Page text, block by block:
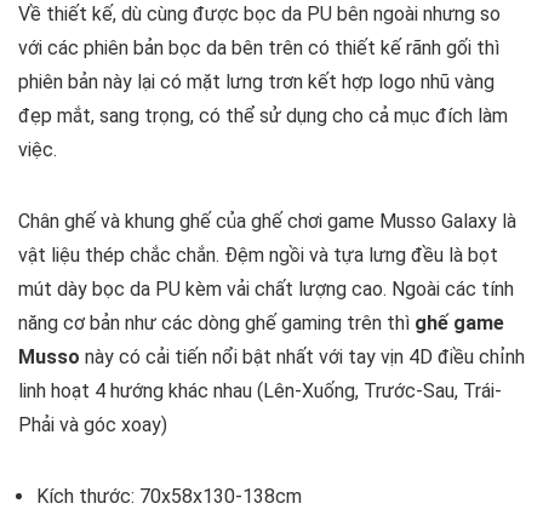
Về thiết kế, dù cùng được bọc da PU bên ngoài nhưng so
với các phiên bản bọc da bên trên có thiết kế rãnh gối thì
phiên bản này lại có mặt lưng trơn kết hợp logo nhũ vàng
đẹp mắt, sang trọng, có thể sử dụng cho cả mục đích làm
việc.
Chân ghế và khung ghế của ghế chơi game Musso Galaxy là
vật liệu thép chắc chắn. Đệm ngồi và tựa lưng đều là bọt
mút dày bọc da PU kèm vải chất lượng cao. Ngoài các tính
năng cơ bản như các dòng ghế gaming trên thì ghế game
Musso này có cải tiến nổi bật nhất với tay vịn 4D điều chỉnh
linh hoạt 4 hướng khác nhau (Lên-Xuống, Trước-Sau, Trái-
Phải và góc xoay)
Kích thước: 70x58x130-138cm